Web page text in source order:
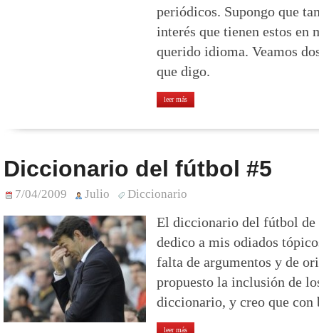
periódicos. Supongo que
interés que tienen estos en
querido idioma. Veamos
que digo.
leer más
Diccionario del fútbol #5
7/04/2009 Julio Diccionario
El diccionario del fútbol
dedico a mis odiados
falta de argumentos y de
propuesto la inclusión de
diccionario, y creo que
leer más